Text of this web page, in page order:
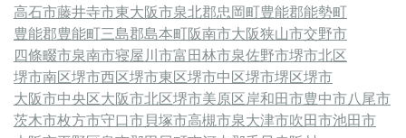
高石市藤井寺市東大阪市泉北郡忠岡町豊能郡能勢町
豊能郡豊能町三島郡島本町阪南市大阪狭山市交野市
四條畷市泉南市寝屋川市富田林市泉佐野市堺市北区
堺市南区堺市西区堺市東区堺市中区堺市堺区堺市
大阪市中央区大阪市北区堺市美原区岸和田市豊中市八尾市
茨木市枚方市守口市貝塚市高槻市泉大津市吹田市池田市